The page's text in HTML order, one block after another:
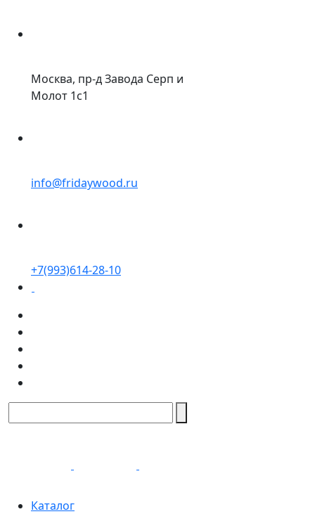
Москва, пр-д Завода Серп и
Молот 1с1
info@fridaywood.ru
+7(993)614-28-10
Каталог